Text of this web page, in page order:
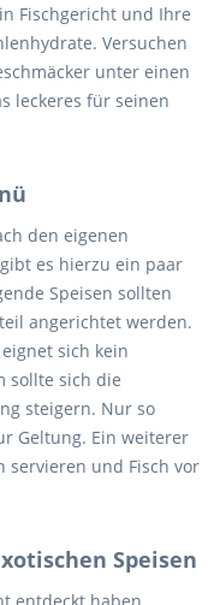
Fischgericht und Ihre
Versuchen
unter einen
leckeres für seinen
den eigenen
es hierzu ein paar
Speisen sollten
angerichtet werden.
sich kein
sollte sich die
steigern. Nur so
Geltung. Ein weiterer
servieren und Fisch vor
Speisen